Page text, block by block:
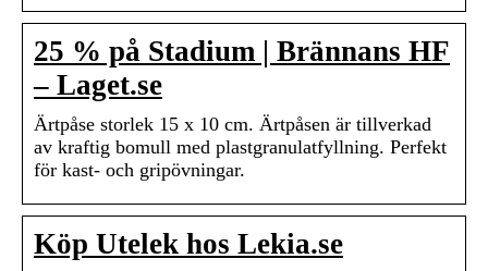
25 % på Stadium | Brännans HF
– Laget.se
Ärtpåse storlek 15 x 10 cm. Ärtpåsen är tillverkad
av kraftig bomull med plastgranulatfyllning. Perfekt
för kast- och gripövningar.
Köp Utelek hos Lekia.se